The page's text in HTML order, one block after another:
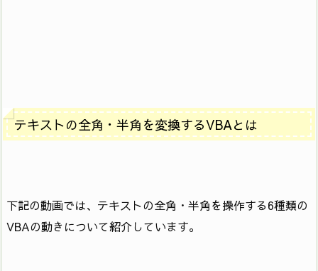
テキストの全角・半角を変換するVBAとは
下記の動画では、テキストの全角・半角を操作する6種類の
VBAの動きについて紹介しています。